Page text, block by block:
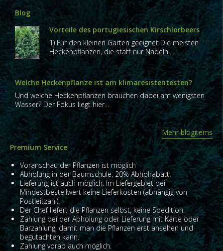
Blog
Vorteile des portugiesischen Kirschlorbeers
1) Für den kleinen Garten geeignet Die meisten
Heckenpflanzen, die statt nur Nadeln,...
Welche Heckenpflanze ist am klimaresistentesten?
Und welche Heckenpflanzen brauchen dabei am wenigsten
Wasser? Der Fokus liegt hier...
Mehr blogitems
Premium Service
Voranschau der Pflanzen ist möglich
Abholung in der Baumschule, 20% Abholrabatt.
Lieferung ist auch möglich. Im Liefergebiet bei
Mindestbestellwert keine Lieferkosten (abhängig von
Postleitzahl).
Der Chef liefert die Pflanzen selbst, keine Spedition.
Zahlung bei der Abholung oder Lieferung mit Karte oder
Barzahlung, damit man die Pflanzen erst ansehen und
begutachten kann.
Zahlung vorab auch möglich.